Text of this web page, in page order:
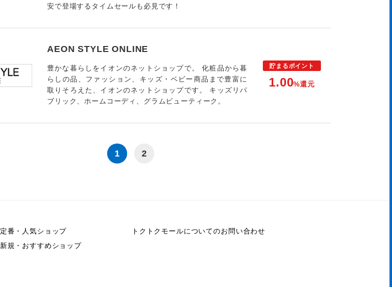
安で登場するタイムセールも必見です！
AEON STYLE ONLINE
豊かな暮らしをイオンのネットショップで。 化粧品から暮
らしの品、ファッション、キッズ・ベビー商品まで豊富に
取りそろえた、イオンのネットショップです。 キッズリパ
ブリック、ホームコーディ、グラムビューティーク。
貯まるポイント
1.00%還元
1 2
定番・人気ショップ
新規・おすすめショップ
トクトクモールについてのお問い合わせ